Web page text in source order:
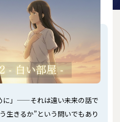
に」——それは遠い未来の話で
生きるか”という問いでもあり